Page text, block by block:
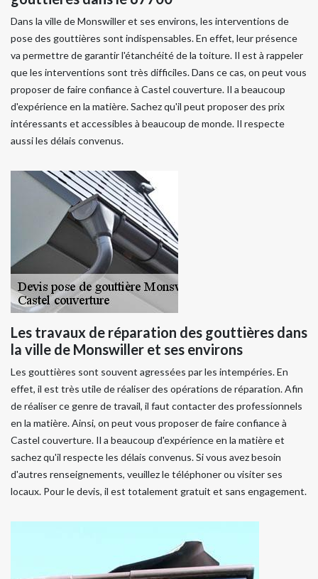
Dans la ville de Monswiller et ses environs, les interventions de
pose des gouttières sont indispensables. En effet, leur présence
va permettre de garantir l'étanchéité de la toiture. Il est à rappeler
que les interventions sont très difficiles. Dans ce cas, on peut vous
proposer de faire confiance à Castel couverture. Il a beaucoup
d'expérience en la matière. Sachez qu'il peut proposer des prix
intéressants et accessibles à beaucoup de monde. Il respecte
aussi les délais convenus.
Les travaux de réparation des gouttières dans
la ville de Monswiller et ses environs
Les gouttières sont souvent agressées par les intempéries. En
effet, il est très utile de réaliser des opérations de réparation. Afin
de réaliser ce genre de travail, il faut contacter des professionnels
en la matière. Ainsi, on peut vous proposer de faire confiance à
Castel couverture. Il a beaucoup d'expérience en la matière et
sachez qu'il respecte les délais convenus. Si vous avez besoin
d'autres renseignements, veuillez le téléphoner ou visiter ses
locaux. Pour le devis, il est totalement gratuit et sans engagement.